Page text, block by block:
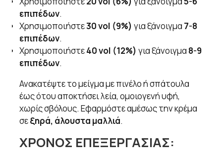
επιπέδων.
Χρησιμοποιήστε30 vol (9%) για ξάνοιγμα 7-8
επιπέδων.
Χρησιμοποιήστε40 vol (12%) για ξάνοιγμα 8-9
επιπέδων.
Ανακατέψτε το μείγμα με πινέλο ή σπάτουλα
έως ότου αποκτήσει λεία, ομοιογενή υφή,
χωρίς σβόλους. Εφαρμόστε αμέσως την κρέμα
σεξηρά, άλουστα μαλλιά.
ΧΡΟΝΟΣ ΕΠΕΞΕΡΓΑΣΙΑΣ: